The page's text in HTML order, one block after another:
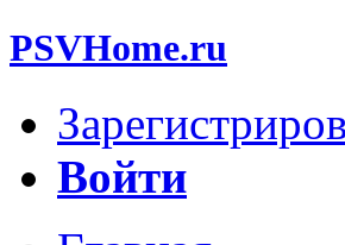
PSVHome.ru
Войти